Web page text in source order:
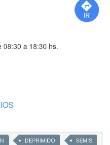
08:30 a 18:30 hs.
DEPRIMIDO SEMIS